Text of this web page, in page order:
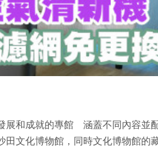
展和成就的專館 涵蓋不同內容並
田文化博物館，同時文化博物館的